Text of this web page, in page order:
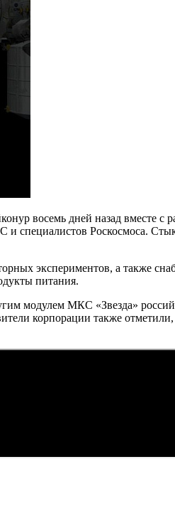
восемь дней назад вместе
специалистов Роскосмоса.
экспериментов, а также
питания.
модулем МКС «Звезда»
корпорации также